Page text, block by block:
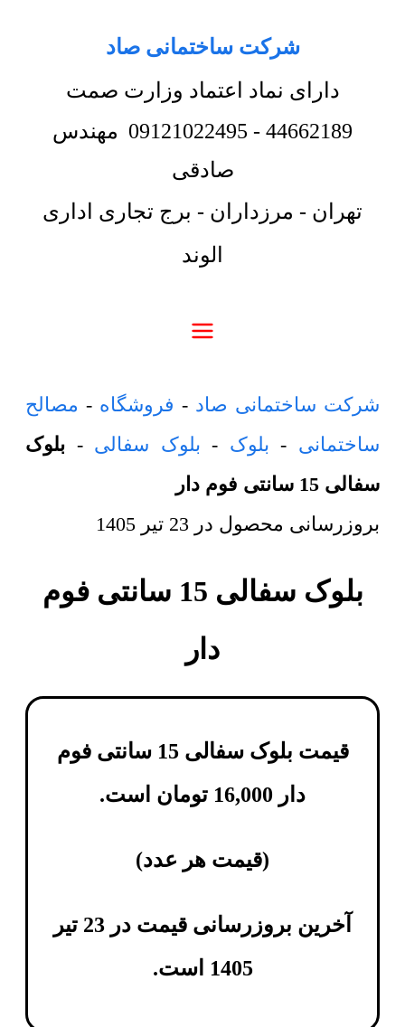
شرکت ساختمانی صاد
دارای نماد اعتماد وزارت صمت
44662189
-
09121022495 مهندس
صادقی
تهران - مرزداران - برج تجاری اداری
الوند
شرکت ساختمانی صاد - فروشگاه - مصالح
ساختمانی - بلوک - بلوک سفالی - بلوک
سفالی 15 سانتی فوم دار
بروزرسانی محصول در 23 تیر 1405
بلوک سفالی 15 سانتی فوم
دار
قیمت بلوک سفالی 15 سانتی فوم
دار 16,000 تومان است.
(قیمت هر عدد)
آخرین بروزرسانی قیمت در 23 تیر
1405 است.